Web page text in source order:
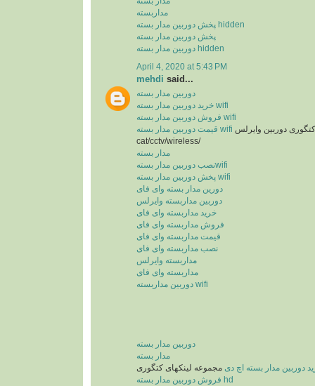
مداربسته
پخش دوربین مدار بسته hidden
پخش دوربین مدار بسته
دوربین مدار بسته hidden
April 4, 2020 at 5:43 PM
mehdi said...
دوربین مدار بسته
خرید دوربین مدار بسته wifi
فروش دوربین مدار بسته wifi
قیمت دوربین مدار بسته wifi
cat/cctv/wireless/
مدار بسته
نصب دوربین مدار بستهwifi
پخش دوربین مدار بسته wifi
دورین مدار بسته وای فای
دوربین مداربسته وایرلس
خرید مداربسته وای فای
فروش مداربسته وای فای
قیمت مداربسته وای فای
نصب مداربسته وای فای
مداربسته وایرلس
مداربسته وای فای
دوربین مداربسته wifi
دوربین مدار بسته
مدار بسته
دوربین مدار بسته اچ دی
فروش دوربین مدار بسته hd